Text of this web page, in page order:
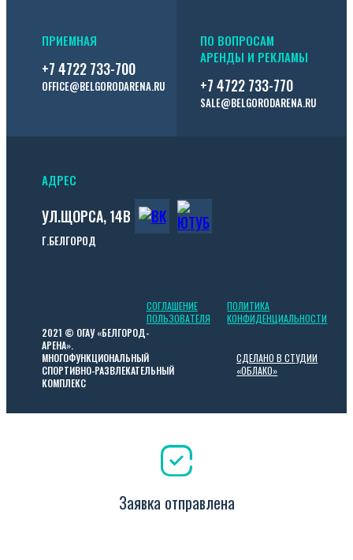
ПРИЕМНАЯ
+7 4722 733-700
OFFICE@BELGORODARENA.RU
ПО ВОПРОСАМ
АРЕНДЫ И РЕКЛАМЫ
+7 4722 733-770
SALE@BELGORODARENA.RU
АДРЕС
УЛ.ЩОРСА, 14В
Г.БЕЛГОРОД
2021 © ОГАУ «БЕЛГОРОД-
АРЕНА».
МНОГОФУНКЦИОНАЛЬНЫЙ
СПОРТИВНО-РАЗВЛЕКАТЕЛЬНЫЙ
КОМПЛЕКС
СОГЛАШЕНИЕ
ПОЛЬЗОВАТЕЛЯ
ПОЛИТИКА
КОНФИДЕНЦИАЛЬНОСТИ
СДЕЛАНО В СТУДИИ
«ОБЛАКО»
Заявка отправлена